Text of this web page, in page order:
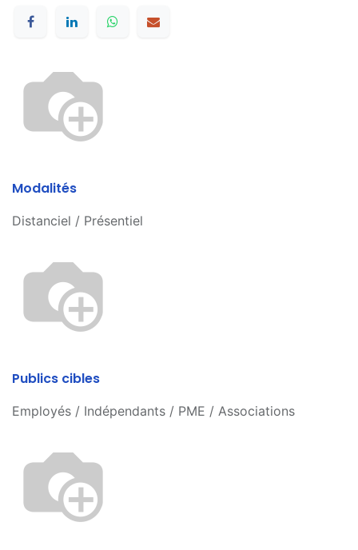
Modalités
Distanciel / Présentiel
Publics cibles
Employés / Indépendants / PME / Associations